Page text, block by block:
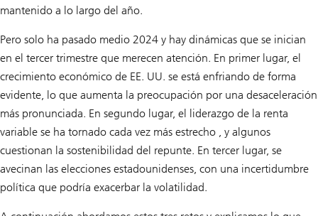
mantenido a lo largo del año.
Pero solo ha pasado medio 2024 y hay dinámicas que se inician
en el tercer trimestre que merecen atención. En primer lugar, el
crecimiento económico de EE. UU. se está enfriando de forma
evidente, lo que aumenta la preocupación por una desaceleración
más pronunciada. En segundo lugar, el liderazgo de la renta
variable se ha tornado cada vez más estrecho , y algunos
cuestionan la sostenibilidad del repunte. En tercer lugar, se
avecinan las elecciones estadounidenses, con una incertidumbre
política que podría exacerbar la volatilidad.